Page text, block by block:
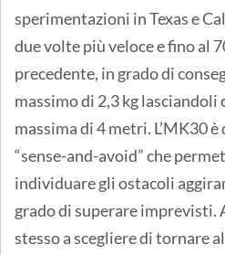
sperimentazioni in Texas e
due volte più veloce e fino al
precedente, in grado di
massimo di 2,3 kg lasciandoli
massima di 4 metri. L’MK30
“sense-and-avoid” che
individuare gli ostacoli
grado di superare imprevisti.
stesso a scegliere di tornare